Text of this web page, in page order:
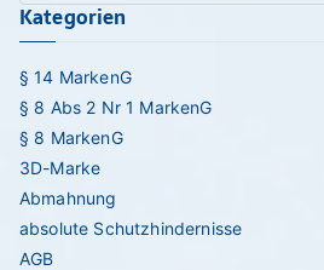
Kategorien
§ 14 MarkenG
§ 8 Abs 2 Nr 1 MarkenG
§ 8 MarkenG
3D-Marke
Abmahnung
absolute Schutzhindernisse
AGB